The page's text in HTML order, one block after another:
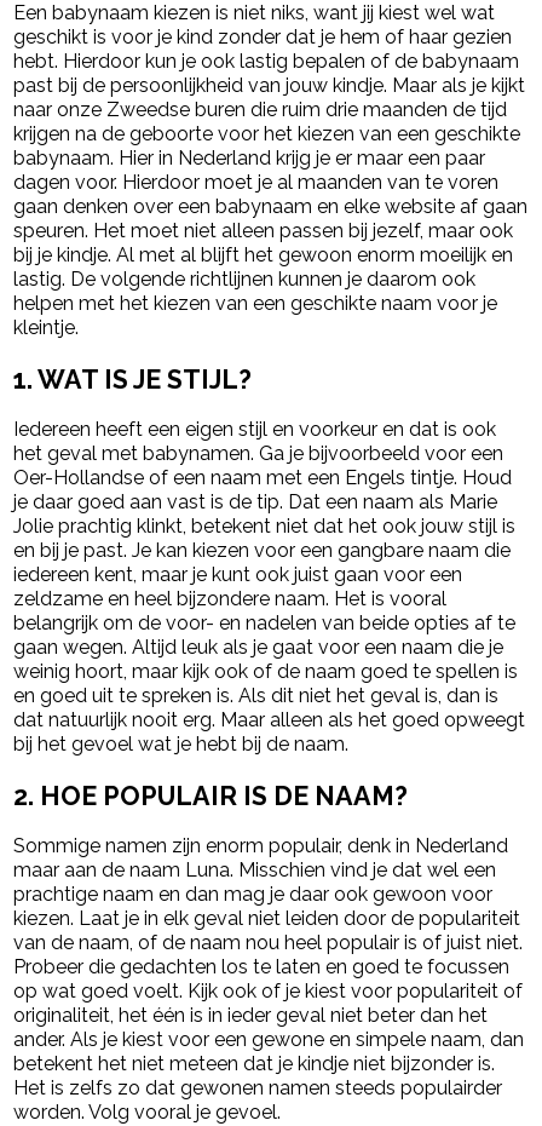
Een babynaam kiezen is niet niks, want jij kiest wel wat
geschikt is voor je kind zonder dat je hem of haar gezien
hebt. Hierdoor kun je ook lastig bepalen of de babynaam
past bij de persoonlijkheid van jouw kindje. Maar als je kijkt
naar onze Zweedse buren die ruim drie maanden de tijd
krijgen na de geboorte voor het kiezen van een geschikte
babynaam. Hier in Nederland krijg je er maar een paar
dagen voor. Hierdoor moet je al maanden van te voren
gaan denken over een babynaam en elke website af gaan
speuren. Het moet niet alleen passen bij jezelf, maar ook
bij je kindje. Al met al blijft het gewoon enorm moeilijk en
lastig. De volgende richtlijnen kunnen je daarom ook
helpen met het kiezen van een geschikte naam voor je
kleintje.
1. WAT IS JE STIJL?
Iedereen heeft een eigen stijl en voorkeur en dat is ook
het geval met babynamen. Ga je bijvoorbeeld voor een
Oer-Hollandse of een naam met een Engels tintje. Houd
je daar goed aan vast is de tip. Dat een naam als Marie
Jolie prachtig klinkt, betekent niet dat het ook jouw stijl is
en bij je past. Je kan kiezen voor een gangbare naam die
iedereen kent, maar je kunt ook juist gaan voor een
zeldzame en heel bijzondere naam. Het is vooral
belangrijk om de voor- en nadelen van beide opties af te
gaan wegen. Altijd leuk als je gaat voor een naam die je
weinig hoort, maar kijk ook of de naam goed te spellen is
en goed uit te spreken is. Als dit niet het geval is, dan is
dat natuurlijk nooit erg. Maar alleen als het goed opweegt
bij het gevoel wat je hebt bij de naam.
2. HOE POPULAIR IS DE NAAM?
Sommige namen zijn enorm populair, denk in Nederland
maar aan de naam Luna. Misschien vind je dat wel een
prachtige naam en dan mag je daar ook gewoon voor
kiezen. Laat je in elk geval niet leiden door de populariteit
van de naam, of de naam nou heel populair is of juist niet.
Probeer die gedachten los te laten en goed te focussen
op wat goed voelt. Kijk ook of je kiest voor populariteit of
originaliteit, het één is in ieder geval niet beter dan het
ander. Als je kiest voor een gewone en simpele naam, dan
betekent het niet meteen dat je kindje niet bijzonder is.
Het is zelfs zo dat gewonen namen steeds populairder
worden. Volg vooral je gevoel.